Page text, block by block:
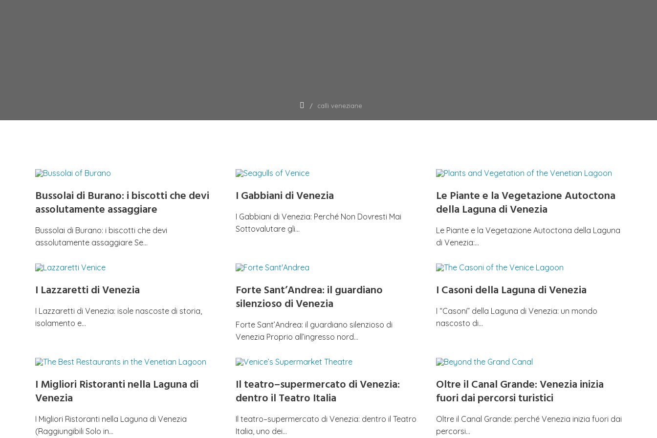
calli veneziane
Bussolai di Burano: i biscotti che devi
assolutamente assaggiare
Bussolai di Burano: i biscotti che devi
assolutamente assaggiare Se…
I Gabbiani di Venezia
I Gabbiani di Venezia: Perché Non Dovresti Mai
Sottovalutare gli…
Le Piante e la Vegetazione Autoctona
della Laguna di Venezia
Le Piante e la Vegetazione Autoctona della Laguna
di Venezia:…
I Lazzaretti di Venezia
I Lazzaretti di Venezia: isole nascoste di storia,
isolamento e…
Forte Sant’Andrea: il guardiano
silenzioso di Venezia
Forte Sant’Andrea: il guardiano silenzioso di
Venezia Proprio all’ingresso nord…
I Casoni della Laguna di Venezia
I “Casoni” della Laguna di Venezia: un mondo
nascosto di…
I Migliori Ristoranti nella Laguna di
Venezia
I Migliori Ristoranti nella Laguna di Venezia
(Raggiungibili Solo in…
Il teatro–supermercato di Venezia:
dentro il Teatro Italia
Il teatro–supermercato di Venezia: dentro il Teatro
Italia, uno dei…
Oltre il Canal Grande: Venezia inizia
fuori dai percorsi turistici
Oltre il Canal Grande: perché Venezia inizia fuori dai
percorsi…